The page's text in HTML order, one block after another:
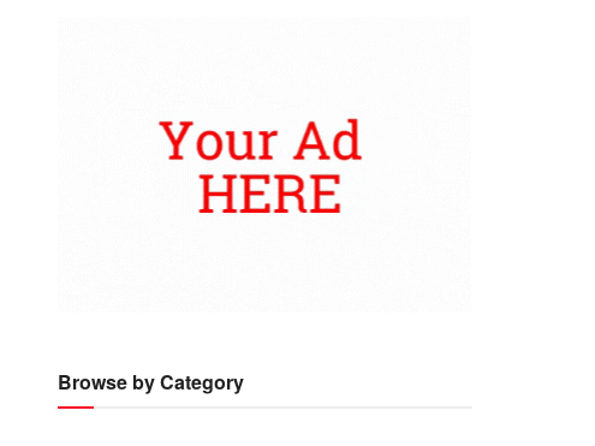
Browse by Category